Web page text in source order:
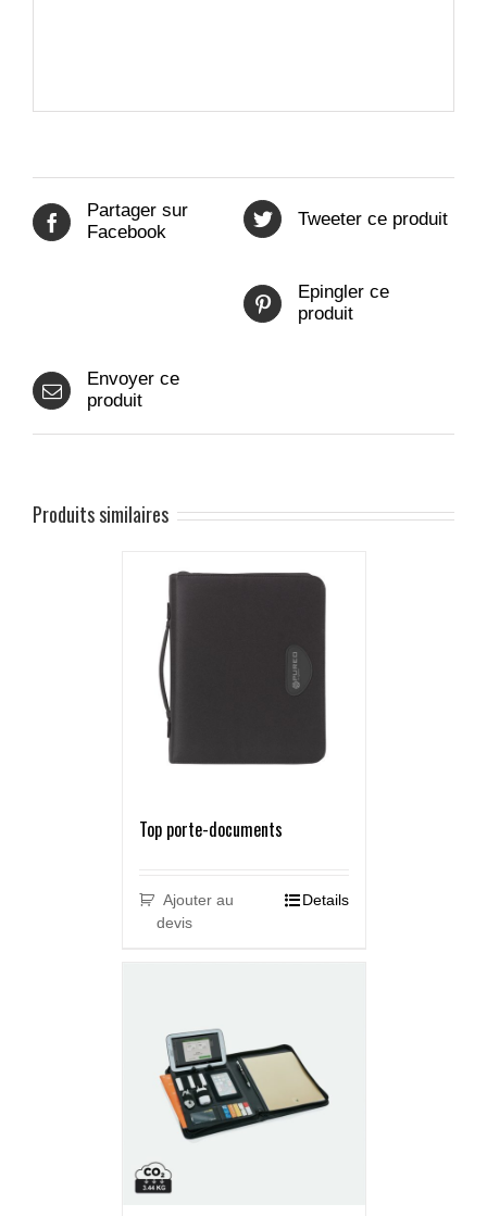
Partager sur
Facebook
Tweeter ce produit
Epingler ce
produit
Envoyer ce
produit
Produits similaires
Top porte-documents
Ajouter au
devis
Details